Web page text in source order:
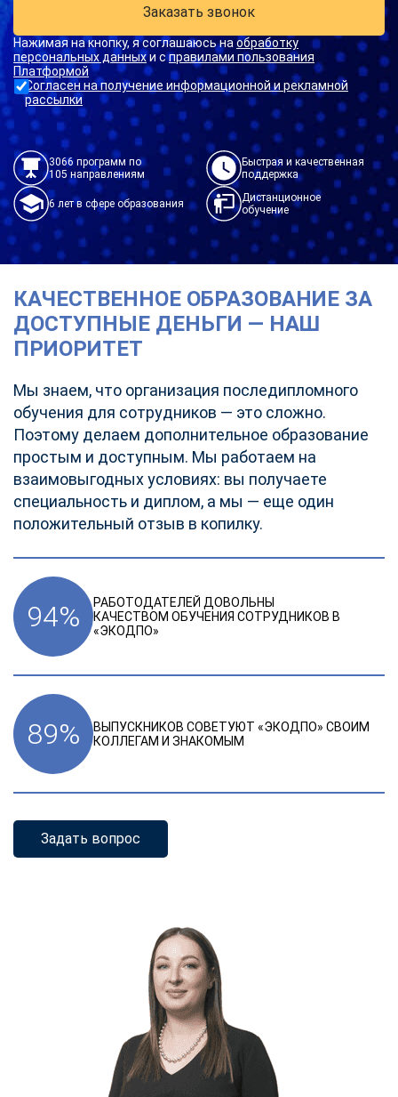
Заказать звонок
Нажимая на кнопку, я соглашаюсь на обработку
персональных данныхи справилами пользования
Платформой
Согласен на получение информационной и рекламной
рассылки
3066 программ по
105 направлениям
Быстрая и качественная
поддержка
6 лет в сфере образования
Дистанционное
обучение
КАЧЕСТВЕННОЕ ОБРАЗОВАНИЕ ЗА
ДОСТУПНЫЕ ДЕНЬГИ — НАШ
ПРИОРИТЕТ
Мы знаем, что организация последипломного
обучения для сотрудников — это сложно.
Поэтому делаем дополнительное образование
простым и доступным. Мы работаем на
взаимовыгодных условиях: вы получаете
специальность и диплом, а мы — еще один
положительный отзыв в копилку.
94%
РАБОТОДАТЕЛЕЙ ДОВОЛЬНЫ
КАЧЕСТВОМ ОБУЧЕНИЯ СОТРУДНИКОВ В
«ЭКОДПО»
89%
ВЫПУСКНИКОВ СОВЕТУЮТ «ЭКОДПО» СВОИМ
КОЛЛЕГАМ И ЗНАКОМЫМ
Задать вопрос